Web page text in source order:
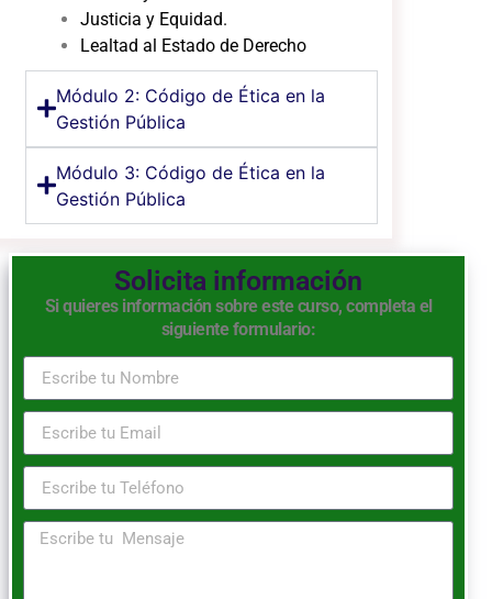
Justicia y Equidad.
Lealtad al Estado de Derecho
Módulo 2: Código de Ética en la
Gestión Pública
Módulo 3: Código de Ética en la
Gestión Pública
Solicita información
Si quieres información sobre este curso, completa el
siguiente formulario: